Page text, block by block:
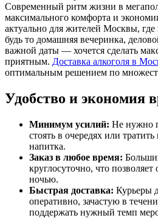
Современный ритм жизни в
максимального комфорта и
актуально для жителей Москвы,
будь то домашняя вечеринка,
важной даты — хочется сделать
приятным. Доставка алкоголя в
оптимальным решением по
Удобство и экономия
Минимум усилий: Не нужно
стоять в очередях или
напитка.
Заказ в любое время:
круглосуточно, что
ночью.
Быстрая доставка: Курьеры
оперативно, зачастую в
поддержать нужный темп